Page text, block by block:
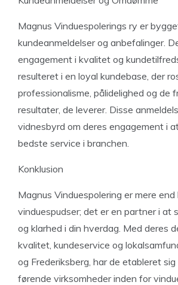
Magnus Vinduespolerings ry er
kundeanmeldelser og anbefalinger.
engagement i kvalitet og
resulteret i en loyal kundebase, der
professionalisme, pålidelighed og de
resultater, de leverer. Disse
vidnesbyrd om deres engagement i
bedste service i branchen.
Konklusion
Magnus Vinduespolering er mere end
vinduespudser; det er en partner i at
og klarhed i din hverdag. Med deres
kvalitet, kundeservice og
og Frederiksberg, har de etableret
førende virksomheder inden for